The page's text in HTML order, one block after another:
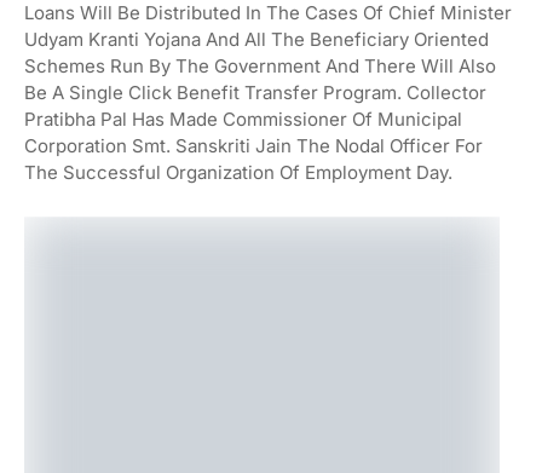
Loans Will Be Distributed In The Cases Of Chief Minister
Udyam Kranti Yojana And All The Beneficiary Oriented
Schemes Run By The Government And There Will Also
Be A Single Click Benefit Transfer Program. Collector
Pratibha Pal Has Made Commissioner Of Municipal
Corporation Smt. Sanskriti Jain The Nodal Officer For
The Successful Organization Of Employment Day.